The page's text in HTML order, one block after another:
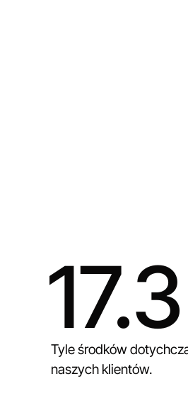
Tyle środków
naszych klientów.
17.3